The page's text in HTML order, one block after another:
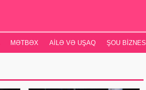
MƏTBƏX AILƏ VƏ UŞAQ ŞOU BIZNES